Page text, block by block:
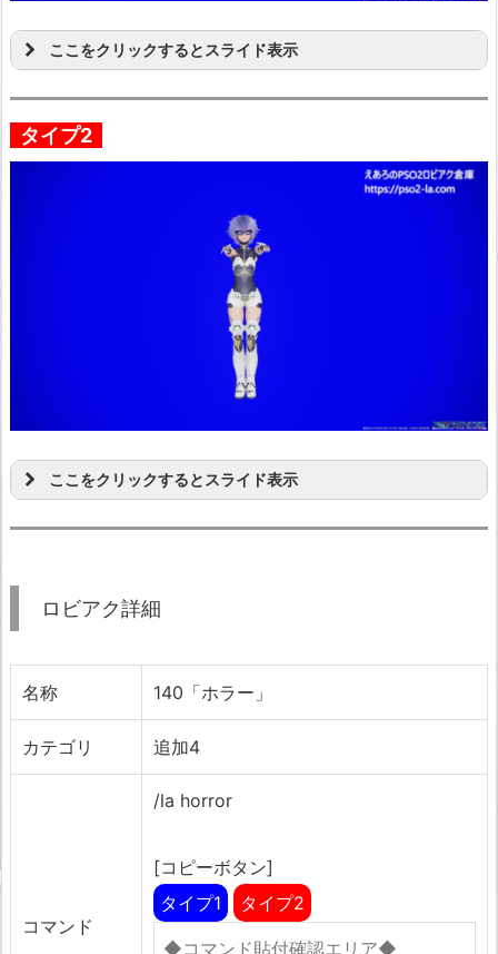
ここをクリックするとスライド表示
タイプ2
ここをクリックするとスライド表示
ロビアク詳細
名称 140「ホラー」
カテゴリ 追加4
コマンド
/la horror
[コピーボタン]
タイプ1
タイプ2